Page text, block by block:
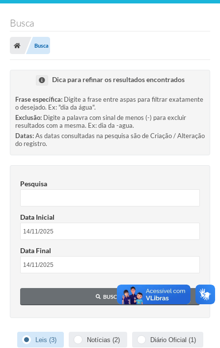
A Prefeitura
Departamentos
Contato
Busca
Busca
Dica para refinar os resultados encontrados
Frase específica: Digite a frase entre aspas para filtrar exatamente
o desejado. Ex: "dia da água".
Exclusão: Digite a palavra com sinal de menos (-) para excluir
resultados com a mesma. Ex: dia da -agua.
Datas:As datas consultadas na pesquisa são de Criação / Alteração
do registro.
Pesquisa
Data Inicial
Data Final
BUSCAR
Leis (3) Notícias (2) Diário Oficial (1)